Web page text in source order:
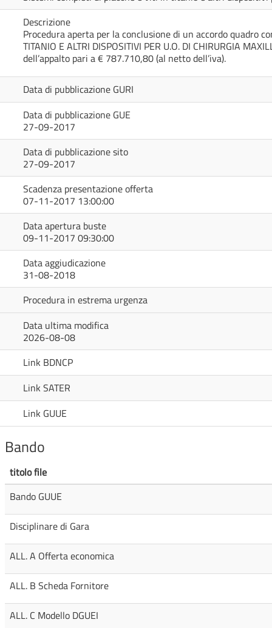
Descrizione
Procedura aperta per la conclusione di un accordo quadro
TITANIO E ALTRI DISPOSITIVI PER U.O. DI CHIRURGIA
dell’appalto pari a € 787.710,80 (al netto dell’iva).
Data di pubblicazione GURI
Data di pubblicazione GUE
27-09-2017
Data di pubblicazione sito
27-09-2017
Scadenza presentazione offerta
07-11-2017 13:00:00
Data apertura buste
09-11-2017 09:30:00
Data aggiudicazione
31-08-2018
Procedura in estrema urgenza
Data ultima modifica
2026-08-08
Link BDNCP
Link SATER
Link GUUE
Bando
titolo file
Bando GUUE
Disciplinare di Gara
ALL. A Offerta economica
ALL. B Scheda Fornitore
ALL. C Modello DGUEI